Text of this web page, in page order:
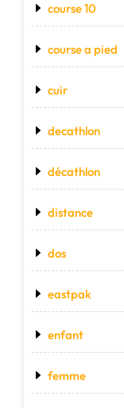
course 10
course a pied
cuir
decathlon
décathlon
distance
dos
eastpak
enfant
femme